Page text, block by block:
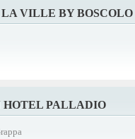
VILLE BY BOSCOLO
HOTEL PALLADIO